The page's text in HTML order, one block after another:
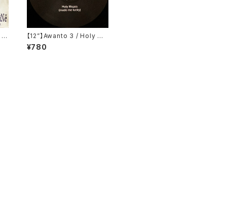
M
【12”】Awanto 3 / Holy Mo
zes (Voyage Direct) (VD
9)
¥780